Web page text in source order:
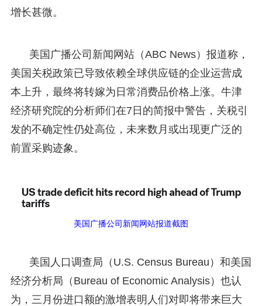
增长甚微。
美国广播公司新闻网站（ABC News）报道称，
美国关税政策已导致依赖全球供应链的企业运营成
本上升，最终将转嫁为日常消费品价格上涨。牛津
经济研究院的分析师们在7日的简报中警告，关税引
发的不确定性仍处高位，未来数月或出现更广泛的
前置采购迹象。
美国广播公司新闻网站报道截图
美国人口调查局（U.S. Census Bureau）和美国
经济分析局（Bureau of Economic Analysis）也认
为，三月份进口额的激增表明人们对即将带来巨大